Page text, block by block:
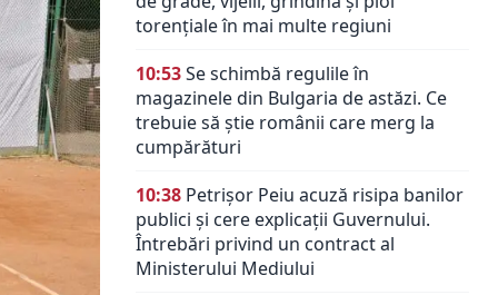
torențiale în mai multe regiuni
10:53Se schimbă regulile în
magazinele din Bulgaria de astăzi. Ce
trebuie să știe românii care merg la
cumpărături
10:38 Petrișor Peiu acuză risipa banilor
publici și cere explicații Guvernului.
Întrebări privind un contract al
Ministerului Mediului